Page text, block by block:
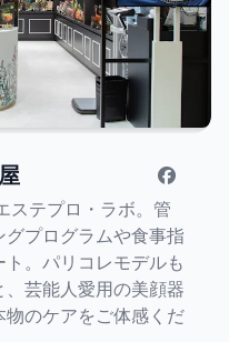
ステプロ・ラボ。管
プログラムや食事指
。パリコレモデルも
芸能人愛用の美顔器
物のケアをご体感くだ